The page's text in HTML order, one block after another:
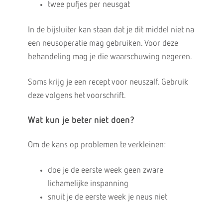
twee pufjes per neusgat
In de bijsluiter kan staan dat je dit middel niet na
een neusoperatie mag gebruiken. Voor deze
behandeling mag je die waarschuwing negeren.
Soms krijg je een recept voor neuszalf. Gebruik
deze volgens het voorschrift.
Wat kun je beter niet doen?
Om de kans op problemen te verkleinen:
doe je de eerste week geen zware
lichamelijke inspanning
snuit je de eerste week je neus niet